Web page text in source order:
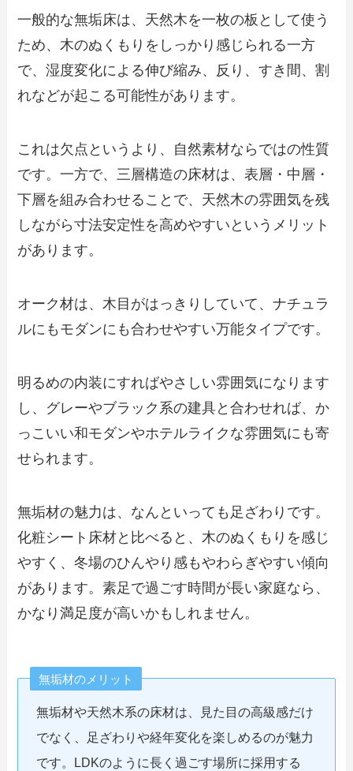
一般的な無垢床は、天然木を一枚の板として使う
ため、木のぬくもりをしっかり感じられる一方
で、湿度変化による伸び縮み、反り、すき間、割
れなどが起こる可能性があります。
これは欠点というより、自然素材ならではの性質
です。一方で、三層構造の床材は、表層・中層・
下層を組み合わせることで、天然木の雰囲気を残
しながら寸法安定性を高めやすいというメリット
があります。
オーク材は、木目がはっきりしていて、ナチュラ
ルにもモダンにも合わせやすい万能タイプです。
明るめの内装にすればやさしい雰囲気になります
し、グレーやブラック系の建具と合わせれば、か
っこいい和モダンやホテルライクな雰囲気にも寄
せられます。
無垢材の魅力は、なんといっても足ざわりです。
化粧シート床材と比べると、木のぬくもりを感じ
やすく、冬場のひんやり感もやわらぎやすい傾向
があります。素足で過ごす時間が長い家庭なら、
かなり満足度が高いかもしれません。
無垢材のメリット
無垢材や天然木系の床材は、見た目の高級感だけ
でなく、足ざわりや経年変化を楽しめるのが魅力
です。LDKのように長く過ごす場所に採用する